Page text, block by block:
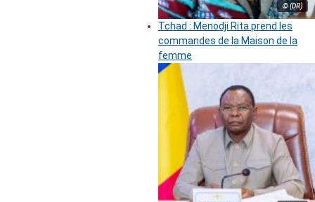
© (DR)
Tchad : Menodji Rita prend les
commandes de la Maison de la
femme